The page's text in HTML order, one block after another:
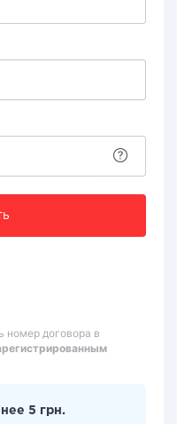
номер договора в
5 грн.